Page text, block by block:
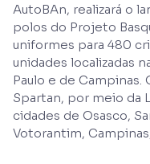
AutoBAn, realizará o
polos do Projeto
uniformes para 480
unidades localizadas
Paulo e de
Spartan, por meio da
cidades de Osasco,
Votorantim,